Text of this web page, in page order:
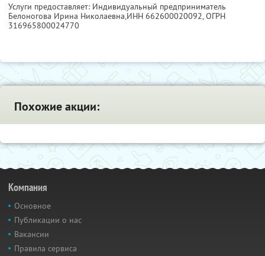
Услуги предоставляет: Индивидуальный предприниматель
Белоногова Ирина Николаевна,ИНН 662600020092, ОГРН
316965800024770
Похожие акции:
Компания
Основное
Публикации о нас
Вакансии
Правила сервиса